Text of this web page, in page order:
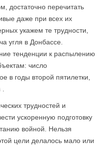
достаточно перечитать
даже при всех их
укажем те трудности,
угля в Донбассе.
тенденции к распылению
число
в годы второй пятилетки,
трудностей и
ускоренную подготовку
войной. Нельзя
цели делалось мало или